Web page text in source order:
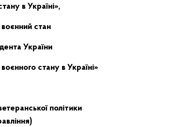
в Україні»,
воєнний стан
України
стану в Україні»
політики